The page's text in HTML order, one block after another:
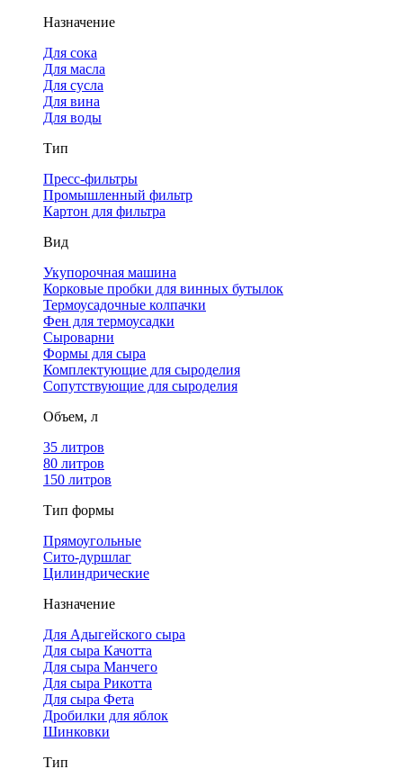
Назначение
Для сока
Для масла
Для сусла
Для вина
Для воды
Тип
Пресс-фильтры
Промышленный фильтр
Картон для фильтра
Вид
Укупорочная машина
Корковые пробки для винных бутылок
Термоусадочные колпачки
Фен для термоусадки
Сыроварни
Формы для сыра
Комплектующие для сыроделия
Сопутствующие для сыроделия
Объем, л
35 литров
80 литров
150 литров
Тип формы
Прямоугольные
Сито-дуршлаг
Цилиндрические
Назначение
Для Адыгейского сыра
Для сыра Качотта
Для сыра Манчего
Для сыра Рикотта
Для сыра Фета
Дробилки для яблок
Шинковки
Тип